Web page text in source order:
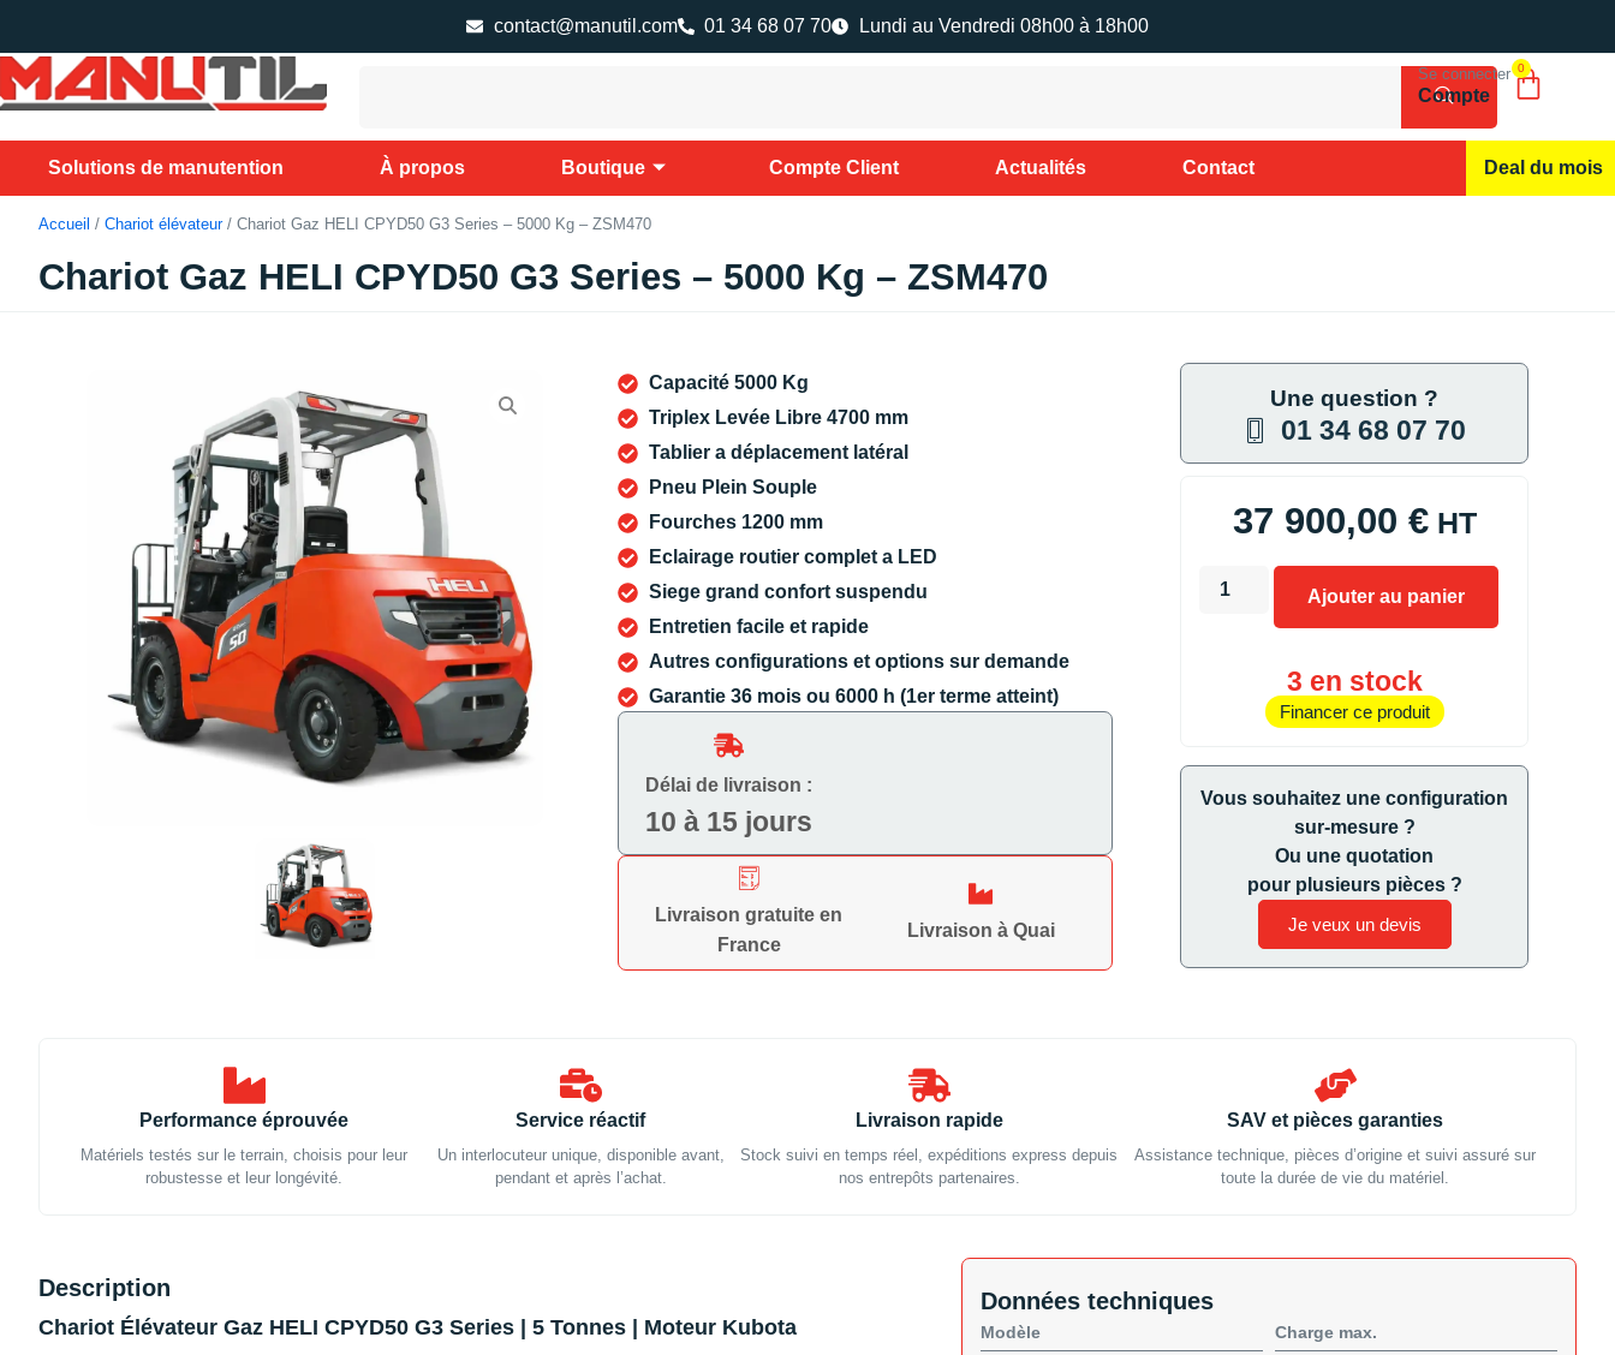
contact@manutil.com 01 34 68 07 70 Lundi au Vendredi 08h00 à 18h00
Se connecter
Compte
0
Solutions de manutention À propos Boutique Compte Client Actualités Contact Deal du mois
Accueil / Chariot élévateur/ Chariot Gaz HELI CPYD50 G3 Series – 5000 Kg – ZSM470
Chariot Gaz HELI CPYD50 G3 Series – 5000 Kg – ZSM470
Capacité 5000 Kg
Triplex Levée Libre 4700 mm
Tablier a déplacement latéral
Pneu Plein Souple
Fourches 1200 mm
Eclairage routier complet a LED
Siege grand confort suspendu
Entretien facile et rapide
Autres configurations et options sur demande
Garantie 36 mois ou 6000 h (1er terme atteint)
Délai de livraison :
10 à 15 jours
Livraison gratuite en
France
Livraison à Quai
Une question ?
01 34 68 07 70
37 900,00 €HT
Ajouter au panier
3 en stock
Financer ce produit
Vous souhaitez une configuration
sur-mesure ?
Ou une quotation
pour plusieurs pièces ?
Je veux un devis
Performance éprouvée
Matériels testés sur le terrain, choisis pour leur
robustesse et leur longévité.
Service réactif
Un interlocuteur unique, disponible avant,
pendant et après l’achat.
Livraison rapide
Stock suivi en temps réel, expéditions express depuis
nos entrepôts partenaires.
SAV et pièces garanties
Assistance technique, pièces d’origine et suivi assuré sur
toute la durée de vie du matériel.
Description
Chariot Élévateur Gaz HELI CPYD50 G3 Series | 5 Tonnes | Moteur Kubota
Données techniques
Modèle Charge max.